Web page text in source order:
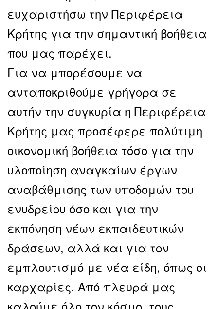
ευχαριστήσω την Περιφέρεια
Κρήτης για την σημαντική βοήθεια
που μας παρέχει.
Για να μπορέσουμε να
ανταποκριθούμε γρήγορα σε
αυτήν την συγκυρία η Περιφέρεια
Κρήτης μας προσέφερε πολύτιμη
οικονομική βοήθεια τόσο για την
υλοποίηση αναγκαίων έργων
αναβάθμισης των υποδομών του
ενυδρείου όσο και για την
εκπόνηση νέων εκπαιδευτικών
δράσεων, αλλά και για τον
εμπλουτισμό με νέα είδη, όπως οι
καρχαρίες. Από πλευρά μας